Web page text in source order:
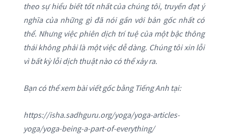
theo sự hiểu biết tốt nhất của chúng tôi, truyền đạt ý
nghĩa của những gì đã nói gần với bản gốc nhất có
thể. Nhưng việc phiên dịch trí tuệ của một bậc thông
thái không phải là một việc dễ dàng. Chúng tôi xin lỗi
vì bất kỳ lỗi dịch thuật nào có thể xảy ra.
Bạn có thể xem bài viết gốc bằng Tiếng Anh tại:
https://isha.sadhguru.org/yoga/yoga-articles-
yoga/yoga-being-a-part-of-everything/